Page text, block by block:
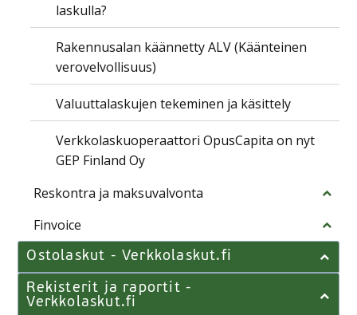
laskulla?
Rakennusalan käännetty ALV (Käänteinen
verovelvollisuus)
Valuuttalaskujen tekeminen ja käsittely
Verkkolaskuoperaattori OpusCapita on nyt
GEP Finland Oy
Reskontra ja maksuvalvonta
Finvoice
Ostolaskut - Verkkolaskut.fi
Rekisterit ja raportit -
Verkkolaskut.fi